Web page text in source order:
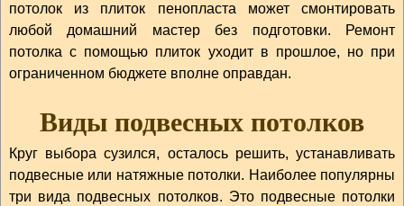
потолок из плиток пенопласта может смонтировать
любой домашний мастер без подготовки. Ремонт
потолка с помощью плиток уходит в прошлое, но при
ограниченном бюджете вполне оправдан.
Виды подвесных потолков
Круг выбора сузился, осталось решить, устанавливать
подвесные или натяжные потолки. Наиболее популярны
три вида подвесных потолков. Это подвесные потолки